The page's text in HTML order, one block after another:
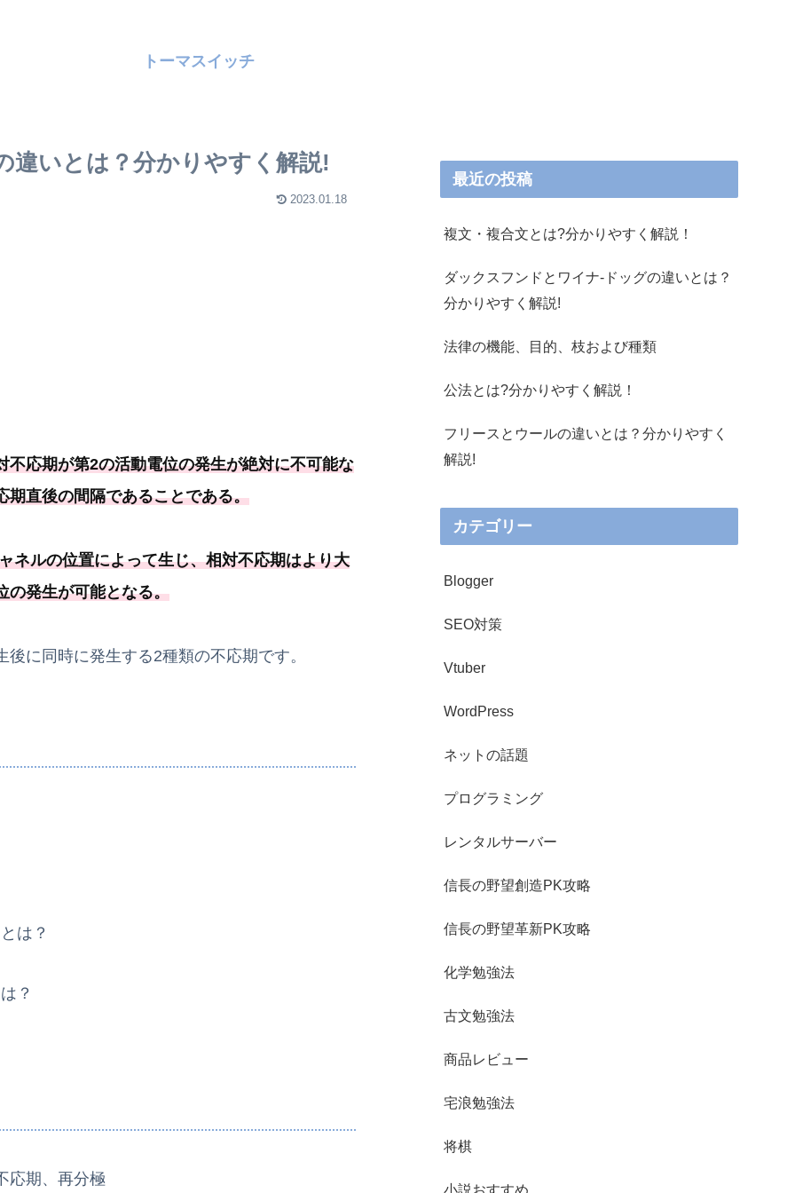
トーマスイッチ
違いとは？分かりやすく解説!
2023.01.18
不応期が第2の活動電位の発生が絶対に不可能な
期直後の間隔であることである。
ネルの位置によって生じ、相対不応期はより大
の発生が可能となる。
に同時に発生する2種類の不応期です。
は？
？
応期、再分極
最近の投稿
複文・複合文とは?分かりやすく解説！
ダックスフンドとワイナ-ドッグの違いとは？
分かりやすく解説!
法律の機能、目的、枝および種類
公法とは?分かりやすく解説！
フリースとウールの違いとは？分かりやすく
解説!
カテゴリー
Blogger
SEO対策
Vtuber
WordPress
ネットの話題
プログラミング
レンタルサーバー
信長の野望創造PK攻略
信長の野望革新PK攻略
化学勉強法
古文勉強法
商品レビュー
宅浪勉強法
将棋
小説おすすめ